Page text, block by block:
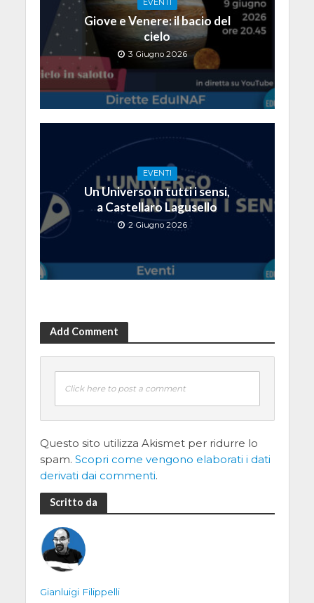
EVENTI
Giove e Venere: il bacio del
cielo
3 Giugno 2026
EVENTI
Un Universo in tutti i sensi,
a Castellaro Lagusello
2 Giugno 2026
Add Comment
Click here to post a comment
Questo sito utilizza Akismet per ridurre lo
spam. Scopri come vengono elaborati i dati
derivati dai commenti.
Scritto da
Gianluigi Filippelli